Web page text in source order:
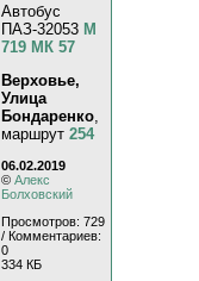
Автобус
ПАЗ-32053 М
719 МК 57
Верховье,
Улица
Бондаренко,
маршрут 254
06.02.2019
© Алекс
Болховский
Просмотров: 729
/ Комментариев:
0
334 КБ